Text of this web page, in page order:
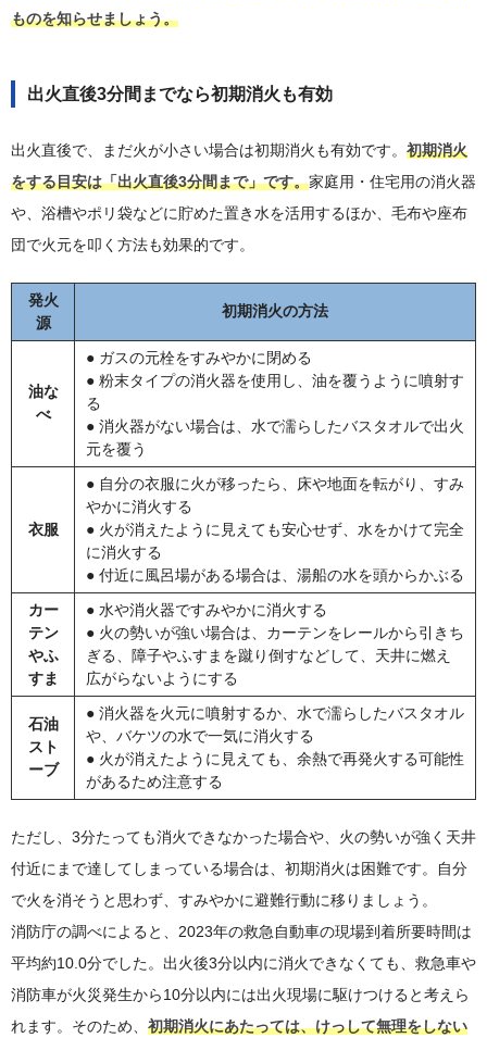
ものを知らせましょう。
出火直後3分間までなら初期消火も有効
出火直後で、まだ火が小さい場合は初期消火も有効です。 初期消火
をする目安は「出火直後3分間まで」です。家庭用・住宅用の消火器
や、浴槽やポリ袋などに貯めた置き水を活用するほか、毛布や座布
団で火元を叩く方法も効果的です。
発火
源
初期消火の方法
油な
べ
● ガスの元栓をすみやかに閉める
● 粉末タイプの消火器を使用し、油を覆うように噴射す
る
● 消火器がない場合は、水で濡らしたバスタオルで出火
元を覆う
衣服
● 自分の衣服に火が移ったら、床や地面を転がり、すみ
やかに消火する
● 火が消えたように見えても安心せず、水をかけて完全
に消火する
● 付近に風呂場がある場合は、湯船の水を頭からかぶる
カー
テン
やふ
すま
● 水や消火器ですみやかに消火する
● 火の勢いが強い場合は、カーテンをレールから引きち
ぎる、障子やふすまを蹴り倒すなどして、天井に燃え
広がらないようにする
石油
スト
ーブ
● 消火器を火元に噴射するか、水で濡らしたバスタオル
や、バケツの水で一気に消火する
● 火が消えたように見えても、余熱で再発火する可能性
があるため注意する
ただし、3分たっても消火できなかった場合や、火の勢いが強く天井
付近にまで達してしまっている場合は、初期消火は困難です。自分
で火を消そうと思わず、すみやかに避難行動に移りましょう。
消防庁の調べによると、2023年の救急自動車の現場到着所要時間は
平均約10.0分でした。出火後3分以内に消火できなくても、救急車や
消防車が火災発生から10分以内には出火現場に駆けつけると考えら
れます。そのため、 初期消火にあたっては、けっして無理をしない